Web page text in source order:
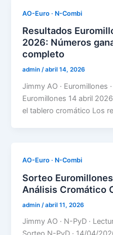
AO-Euro · N-Combi
Resultados
2026: Números
completo
admin/abril 14, 2026
Jimmy AO · Euromillones
Euromillones 14 abril
el tablero cromático Los
AO-Euro · N-Combi
Sorteo
Análisis Cromático
admin /abril 11, 2026
Jimmy AO · N-PyD ·